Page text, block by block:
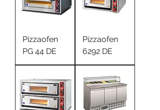
Pizzaofen
PG 44 DE
Pizzaofen
6292 DE